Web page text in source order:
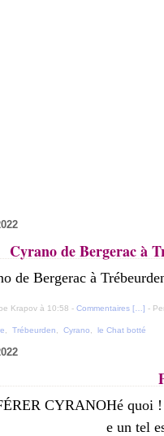
Cyrano de Bergerac à
Krapov à 10:58 - Commentaires [ ] -
Trébeurden Cyrano le Chat botté
Hé quoi
e un tel